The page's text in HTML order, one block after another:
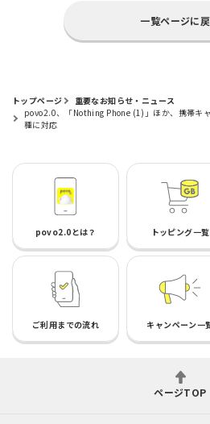
一覧ページに
トップページ
重要なお知らせ・ニュース
povo2.0、「Nothing Phone (1)」ほか、携帯キ
種に対応
povo2.0とは？ トッピング一覧
ご利用までの流れ キャンペーン一
ページTOP